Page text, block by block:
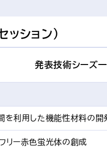
ション）
発表技術シーズ
を利用した機能性材料の開
リー赤色蛍光体の創成